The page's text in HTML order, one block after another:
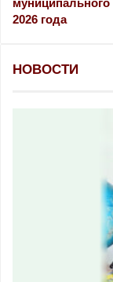
муниципального
2026 года
НОВОСТИ